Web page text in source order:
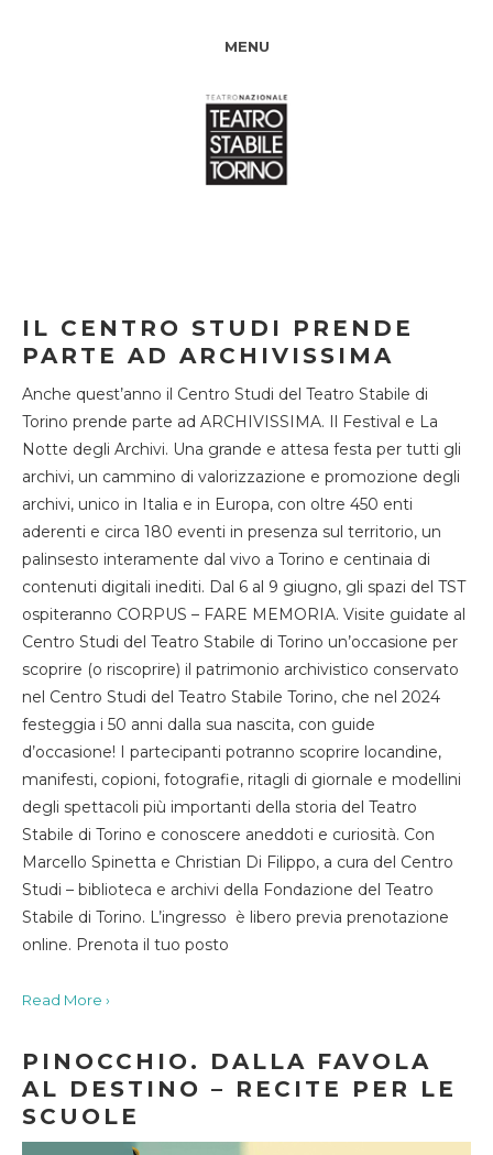
MENU
IL CENTRO STUDI PRENDE
PARTE AD ARCHIVISSIMA
Anche quest’anno il Centro Studi del Teatro Stabile di
Torino prende parte ad ARCHIVISSIMA. Il Festival e La
Notte degli Archivi. Una grande e attesa festa per tutti gli
archivi, un cammino di valorizzazione e promozione degli
archivi, unico in Italia e in Europa, con oltre 450 enti
aderenti e circa 180 eventi in presenza sul territorio, un
palinsesto interamente dal vivo a Torino e centinaia di
contenuti digitali inediti. Dal 6 al 9 giugno, gli spazi del TST
ospiteranno CORPUS – FARE MEMORIA. Visite guidate al
Centro Studi del Teatro Stabile di Torino un’occasione per
scoprire (o riscoprire) il patrimonio archivistico conservato
nel Centro Studi del Teatro Stabile Torino, che nel 2024
festeggia i 50 anni dalla sua nascita, con guide
d’occasione! I partecipanti potranno scoprire locandine,
manifesti, copioni, fotografie, ritagli di giornale e modellini
degli spettacoli più importanti della storia del Teatro
Stabile di Torino e conoscere aneddoti e curiosità. Con
Marcello Spinetta e Christian Di Filippo, a cura del Centro
Studi – biblioteca e archivi della Fondazione del Teatro
Stabile di Torino. L’ingresso è libero previa prenotazione
online. Prenota il tuo posto
Read More ›
PINOCCHIO. DALLA FAVOLA
AL DESTINO – RECITE PER LE
SCUOLE